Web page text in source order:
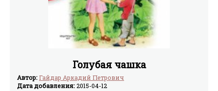
Голубая чашка
Автор:Гайдар Аркадий Петрович
Дата добавления:2015-04-12